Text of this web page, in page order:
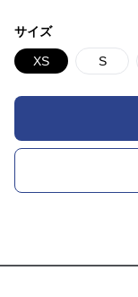
サイズ
XS S